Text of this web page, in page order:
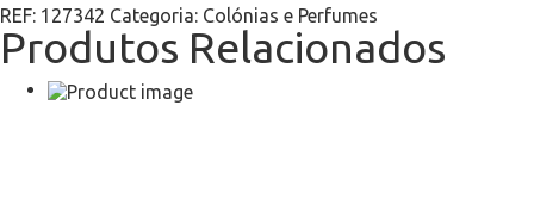
REF: 127342 Categoria: Colónias e Perfumes
Produtos Relacionados